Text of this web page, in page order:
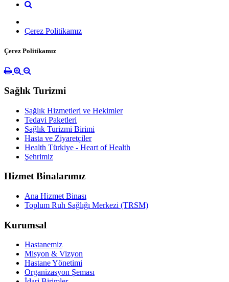
Çerez Politikamız
Çerez Politikamız
Sağlık Turizmi
Sağlık Hizmetleri ve Hekimler
Tedavi Paketleri
Sağlık Turizmi Birimi
Hasta ve Ziyaretçiler
Health Türkiye - Heart of Health
Şehrimiz
Hizmet Binalarımız
Ana Hizmet Binası
Toplum Ruh Sağlığı Merkezi (TRSM)
Kurumsal
Hastanemiz
Misyon & Vizyon
Hastane Yönetimi
Organizasyon Şeması